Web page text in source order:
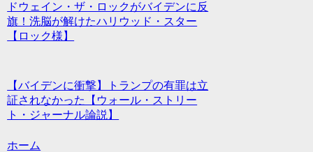
ドウェイン・ザ・ロックがバイデンに反
旗！洗脳が解けたハリウッド・スター
【ロック様】
【バイデンに衝撃】トランプの有罪は立
証されなかった【ウォール・ストリー
ト・ジャーナル論説】
ホーム